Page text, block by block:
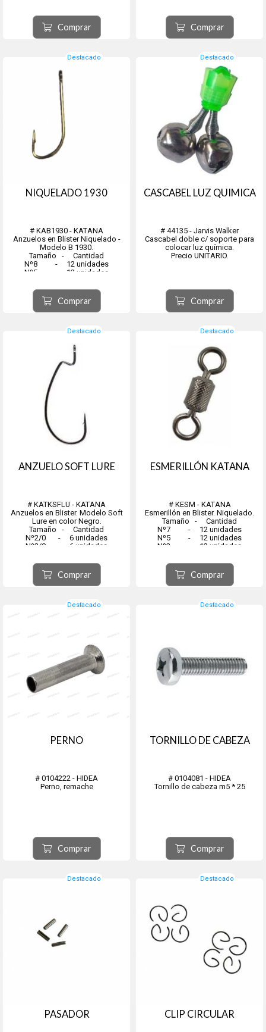
Comprar Comprar
Destacado
NIQUELADO 1930
# KAB1930 - KATANA
Anzuelos en Blister Niquelado -
Modelo B 1930.
Tamaño - Cantidad
Nº8 - 12 unidades
Nº5 - 12 unidades
Nº1 - 12 unidades
Nº1/0 - 12 unidades
Nº3/0 - 6 unidades
Nº5/0 - ...
Comprar
Destacado
CASCABEL LUZ QUIMICA
# 44135 - Jarvis Walker
Cascabel doble c/ soporte para
colocar luz química.
Precio UNITARIO.
Comprar
Destacado
ANZUELO SOFT LURE
# KATKSFLU - KATANA
Anzuelos en Blister. Modelo Soft
Lure en color Negro.
Tamaño - Cantidad
Nº2/0 - 6 unidades
Nº3/0 - 6 unidades
Nº5/0 - 6 unidades
Comprar
Destacado
ESMERILLÓN KATANA
# KESM - KATANA
Esmerillón en Blister. Niquelado.
Tamaño - Cantidad
Nº7 - 12 unidades
Nº5 - 12 unidades
Nº3 - 12 unidades
Nº1/0 - 12 unidades
Nº2/0 - 12 unidades
Comprar
Destacado
PERNO
# 0104222 - HIDEA
Perno, remache
Comprar
Destacado
TORNILLO DE CABEZA
# 0104081 - HIDEA
Tornillo de cabeza m5 * 25
Comprar
Destacado
PASADOR
Destacado
CLIP CIRCULAR